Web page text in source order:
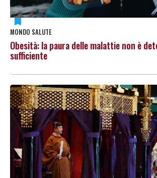
MONDO SALUTE
Obesità: la paura delle malattie non è
sufficiente